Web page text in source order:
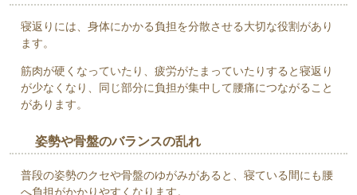
寝返りには、身体にかかる負担を分散させる大切な役割があり
ます。
筋肉が硬くなっていたり、疲労がたまっていたりすると寝返り
が少なくなり、同じ部分に負担が集中して腰痛につながること
があります。
姿勢や骨盤のバランスの乱れ
普段の姿勢のクセや骨盤のゆがみがあると、寝ている間にも腰
へ負担がかかりやすくなります。